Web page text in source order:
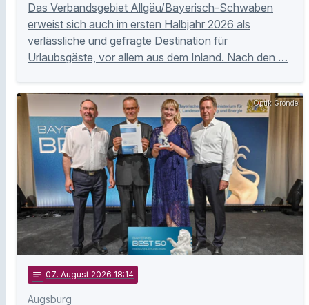
Das Verbandsgebiet Allgäu/Bayerisch-Schwaben
erweist sich auch im ersten Halbjahr 2026 als
verlässliche und gefragte Destination für
Urlaubsgäste, vor allem aus dem Inland. Nach den …
Optik Gronde
notes 07. August 2026 18:14
Augsburg